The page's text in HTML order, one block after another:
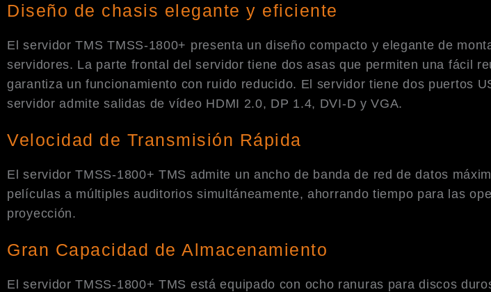
Diseño de chasis elegante y eficiente
El servidor TMS TMSS-1800+ presenta un diseño compacto y elegante de
servidores. La parte frontal del servidor tiene dos asas que permiten una fácil
garantiza un funcionamiento con ruido reducido. El servidor tiene dos puertos
servidor admite salidas de vídeo HDMI 2.0, DP 1.4, DVI-D y VGA.
Velocidad de Transmisión Rápida
El servidor TMSS-1800+ TMS admite un ancho de banda de red de datos
películas a múltiples auditorios simultáneamente, ahorrando tiempo para las
proyección.
Gran Capacidad de Almacenamiento
El servidor TMSS-1800+ TMS está equipado con ocho ranuras para discos